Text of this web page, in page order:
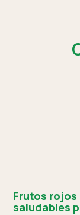
Frutos rojos
saludables